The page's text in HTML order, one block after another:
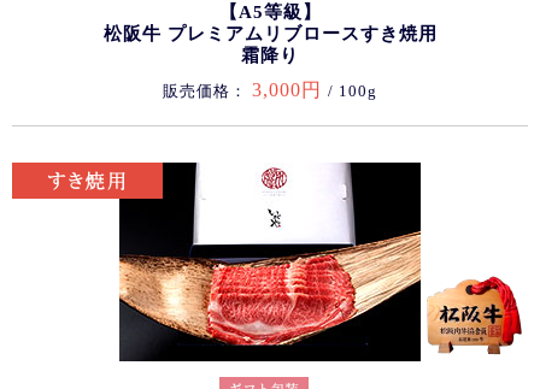
【A5等級】
松阪牛 プレミアムリブロースすき焼用
霜降り
販売価格： 3,000円 / 100g